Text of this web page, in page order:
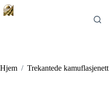
Hopp
til
Hjem / Trekantede kamuflasjenett